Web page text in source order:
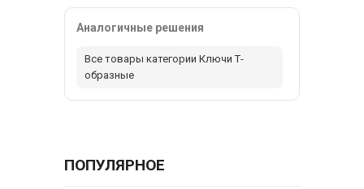
Аналогичные решения
Все товары категории Ключи Т-
образные
ПОПУЛЯРНОЕ